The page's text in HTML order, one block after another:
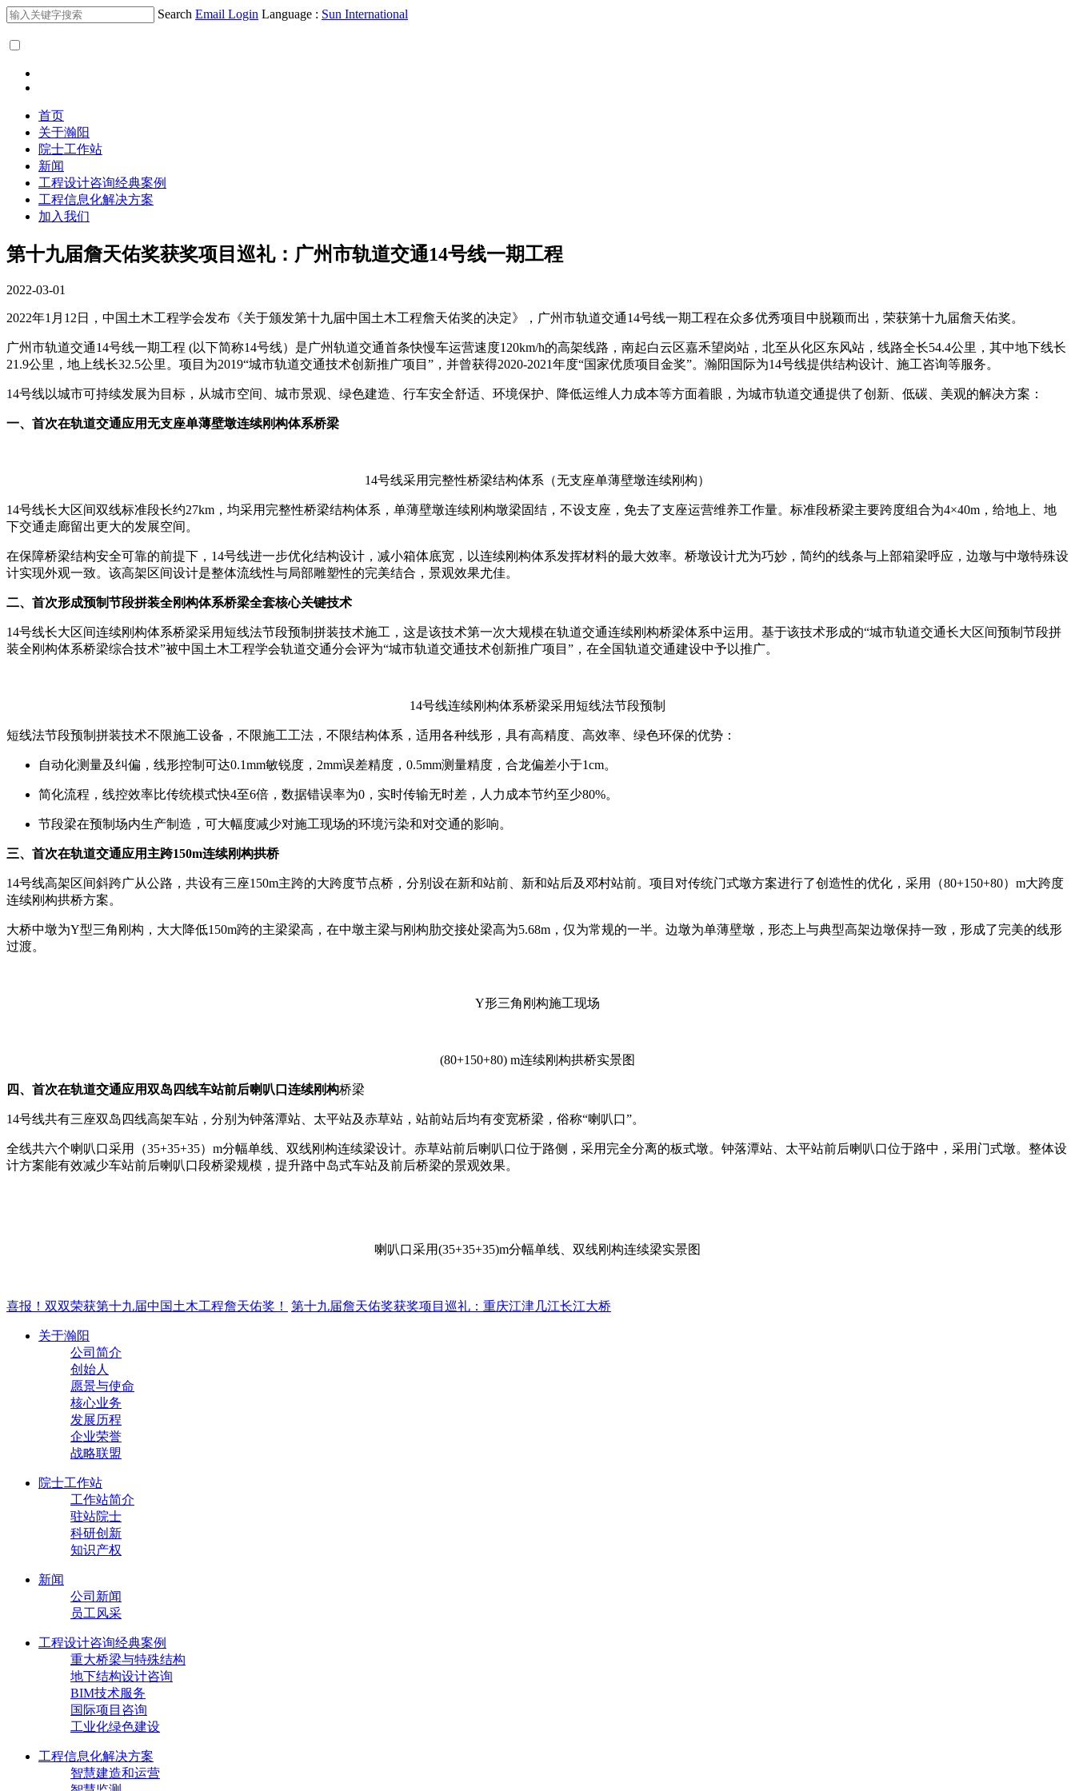
Search Email Login Language : Sun International
首页
关于瀚阳
院士工作站
新闻
工程设计咨询经典案例
工程信息化解决方案
加入我们
第十九届詹天佑奖获奖项目巡礼：广州市轨道交通14号线一期工程
2022-03-01
2022年1月12日，中国土木工程学会发布《关于颁发第十九届中国土木工程詹天佑奖的决定》，广州市轨道交通14号线一期工程在众多优秀项目中脱颖而出，荣获第十九届詹天佑奖。
广州市轨道交通14号线一期工程 (以下简称14号线）是广州轨道交通首条快慢车运营速度120km/h的高架线路，南起白云区嘉禾望岗站，北至从化区东风站，线路全长54.4公里，其中地下线长
21.9公里，地上线长32.5公里。项目为2019“城市轨道交通技术创新推广项目”，并曾获得2020-2021年度“国家优质项目金奖”。瀚阳国际为14号线提供结构设计、施工咨询等服务。
14号线以城市可持续发展为目标，从城市空间、城市景观、绿色建造、行车安全舒适、环境保护、降低运维人力成本等方面着眼，为城市轨道交通提供了创新、低碳、美观的解决方案：
一、首次在轨道交通应用无支座单薄壁墩连续刚构体系桥梁
14号线采用完整性桥梁结构体系（无支座单薄壁墩连续刚构）
14号线长大区间双线标准段长约27km，均采用完整性桥梁结构体系，单薄壁墩连续刚构墩梁固结，不设支座，免去了支座运营维养工作量。标准段桥梁主要跨度组合为4×40m，给地上、地
下交通走廊留出更大的发展空间。
在保障桥梁结构安全可靠的前提下，14号线进一步优化结构设计，减小箱体底宽，以连续刚构体系发挥材料的最大效率。桥墩设计尤为巧妙，简约的线条与上部箱梁呼应，边墩与中墩特殊设
计实现外观一致。该高架区间设计是整体流线性与局部雕塑性的完美结合，景观效果尤佳。
二、首次形成预制节段拼装全刚构体系桥梁全套核心关键技术
14号线长大区间连续刚构体系桥梁采用短线法节段预制拼装技术施工，这是该技术第一次大规模在轨道交通连续刚构桥梁体系中运用。基于该技术形成的“城市轨道交通长大区间预制节段拼
装全刚构体系桥梁综合技术”被中国土木工程学会轨道交通分会评为“城市轨道交通技术创新推广项目”，在全国轨道交通建设中予以推广。
14号线连续刚构体系桥梁采用短线法节段预制
短线法节段预制拼装技术不限施工设备，不限施工工法，不限结构体系，适用各种线形，具有高精度、高效率、绿色环保的优势：
自动化测量及纠偏，线形控制可达0.1mm敏锐度，2mm误差精度，0.5mm测量精度，合龙偏差小于1cm。
简化流程，线控效率比传统模式快4至6倍，数据错误率为0，实时传输无时差，人力成本节约至少80%。
节段梁在预制场内生产制造，可大幅度减少对施工现场的环境污染和对交通的影响。
三、首次在轨道交通应用主跨150m连续刚构拱桥
14号线高架区间斜跨广从公路，共设有三座150m主跨的大跨度节点桥，分别设在新和站前、新和站后及邓村站前。项目对传统门式墩方案进行了创造性的优化，采用（80+150+80）m大跨度
连续刚构拱桥方案。
大桥中墩为Y型三角刚构，大大降低150m跨的主梁梁高，在中墩主梁与刚构肋交接处梁高为5.68m，仅为常规的一半。边墩为单薄壁墩，形态上与典型高架边墩保持一致，形成了完美的线形
过渡。
Y形三角刚构施工现场
(80+150+80) m连续刚构拱桥实景图
四、首次在轨道交通应用双岛四线车站前后喇叭口连续刚构桥梁
14号线共有三座双岛四线高架车站，分别为钟落潭站、太平站及赤草站，站前站后均有变宽桥梁，俗称“喇叭口”。
全线共六个喇叭口采用（35+35+35）m分幅单线、双线刚构连续梁设计。赤草站前后喇叭口位于路侧，采用完全分离的板式墩。钟落潭站、太平站前后喇叭口位于路中，采用门式墩。整体设
计方案能有效减少车站前后喇叭口段桥梁规模，提升路中岛式车站及前后桥梁的景观效果。
喇叭口采用(35+35+35)m分幅单线、双线刚构连续梁实景图
喜报！双双荣获第十九届中国土木工程詹天佑奖！ 第十九届詹天佑奖获奖项目巡礼：重庆江津几江长江大桥
关于瀚阳
公司简介
创始人
愿景与使命
核心业务
发展历程
企业荣誉
战略联盟
院士工作站
工作站简介
驻站院士
科研创新
知识产权
新闻
公司新闻
员工风采
工程设计咨询经典案例
重大桥梁与特殊结构
地下结构设计咨询
BIM技术服务
国际项目咨询
工业化绿色建设
工程信息化解决方案
智慧建造和运营